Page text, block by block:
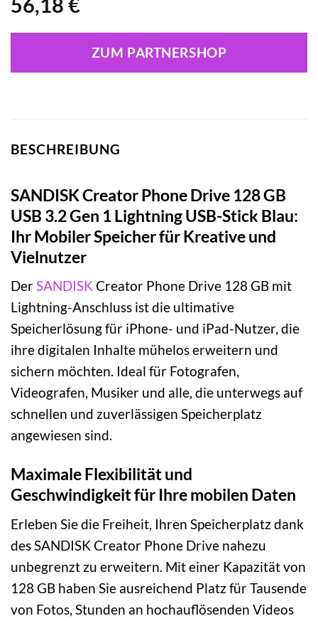
56,18 €
ZUM PARTNERSHOP
BESCHREIBUNG
SANDISK Creator Phone Drive 128 GB
USB 3.2 Gen 1 Lightning USB-Stick Blau:
Ihr Mobiler Speicher für Kreative und
Vielnutzer
DerSANDISK Creator Phone Drive 128 GB mit
Lightning-Anschluss ist die ultimative
Speicherlösung für iPhone- und iPad-Nutzer, die
ihre digitalen Inhalte mühelos erweitern und
sichern möchten. Ideal für Fotografen,
Videografen, Musiker und alle, die unterwegs auf
schnellen und zuverlässigen Speicherplatz
angewiesen sind.
Maximale Flexibilität und
Geschwindigkeit für Ihre mobilen Daten
Erleben Sie die Freiheit, Ihren Speicherplatz dank
des SANDISK Creator Phone Drive nahezu
unbegrenzt zu erweitern. Mit einer Kapazität von
128 GB haben Sie ausreichend Platz für Tausende
von Fotos, Stunden an hochauflösenden Videos